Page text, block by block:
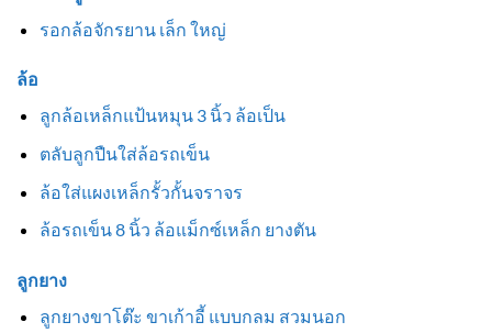
รอกล้อจักรยาน เล็ก ใหญ่
ล้อ
ลูกล้อเหล็กแป้นหมุน 3 นิ้ว ล้อเป็น
ตลับลูกปืนใส่ล้อรถเข็น
ล้อใส่แผงเหล็กรั้วกั้นจราจร
ล้อรถเข็น 8 นิ้ว ล้อแม็กซ์เหล็ก ยางตัน
ลูกยาง
ลูกยางขาโต๊ะ ขาเก้าอี้ แบบกลม สวมนอก